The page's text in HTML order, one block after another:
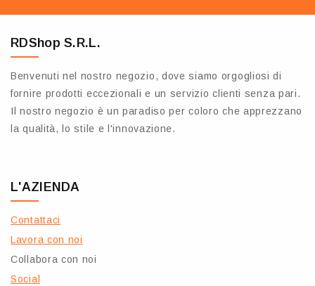
RDShop S.R.L.
Benvenuti nel nostro negozio, dove siamo orgogliosi di
fornire prodotti eccezionali e un servizio clienti senza pari.
Il nostro negozio è un paradiso per coloro che apprezzano
la qualità, lo stile e l'innovazione.
L'AZIENDA
Contattaci
Lavora con noi
Collabora con noi
Social